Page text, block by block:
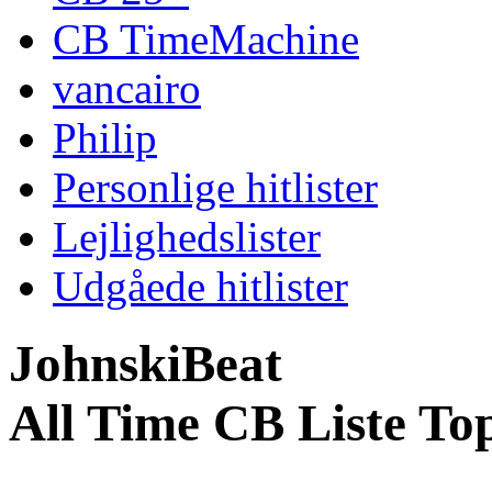
CB TimeMachine
vancairo
Philip
Personlige hitlister
Lejlighedslister
Udgåede hitlister
JohnskiBeat
All Time CB Liste